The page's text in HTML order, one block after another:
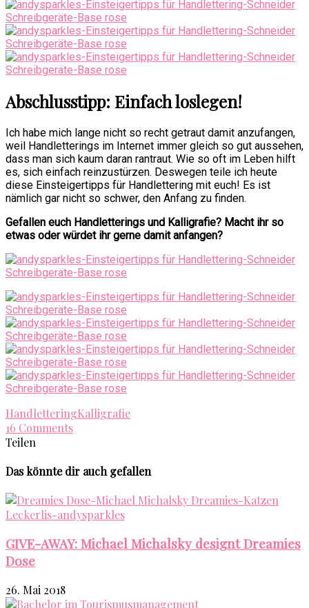
Abschlusstipp: Einfach loslegen!
Ich habe mich lange nicht so recht getraut damit anzufangen,
weil Handletterings im Internet immer gleich so gut aussehen,
dass man sich kaum daran rantraut. Wie so oft im Leben hilft
es, sich einfach reinzustürzen. Deswegen teile ich heute
diese Einsteigertipps für Handlettering mit euch! Es ist
nämlich gar nicht so schwer, den Anfang zu finden.
Gefallen euch Handletterings und Kalligrafie? Macht ihr so
etwas oder würdet ihr gerne damit anfangen?
HandletteringKalligrafie
16 Comments
Teilen
Das könnte dir auch gefallen
GIVE-AWAY: Michael Michalsky designt Dreamies
Dose
26. Mai 2018